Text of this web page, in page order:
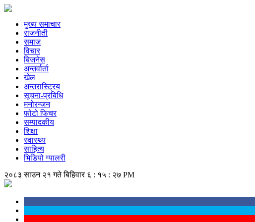
मुख्य समाचार
राजनीती
समाज
विचार
बिजनेस
अन्तर्वार्ता
खेल
अन्तरास्ट्रिय
सूचना-प्रबिधि
मनोरन्जन
फोटो फिचर
सम्पादकीय
शिक्षा
स्वास्थ्य
साहित्य
भिडियो ग्यालरी
२०८३ साउन २१ गते बिहिवार ६ : १५ : २८ PM